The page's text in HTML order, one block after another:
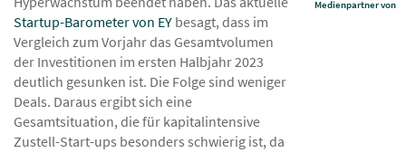
Medienpartner von
Startup-Barometer von EY besagt, dass im
Vergleich zum Vorjahr das Gesamtvolumen
der Investitionen im ersten Halbjahr 2023
deutlich gesunken ist. Die Folge sind weniger
Deals. Daraus ergibt sich eine
Gesamtsituation, die für kapitalintensive
Zustell-Start-ups besonders schwierig ist, da